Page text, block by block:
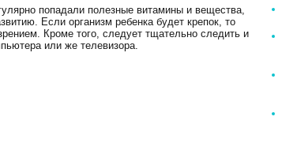
попадали полезные витамины и вещества,
Если организм ребенка будет крепок, то
Кроме того, следует тщательно следить и
или же телевизора.